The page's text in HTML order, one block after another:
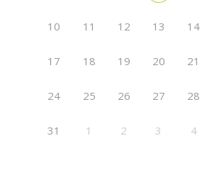
10 11 12 13 14
17 18 19 20 21
24 25 26 27 28
31 1 2 3 4